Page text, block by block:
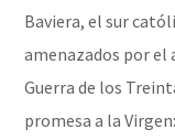
Baviera, el sur
amenazados por el
Guerra de los
promesa a la